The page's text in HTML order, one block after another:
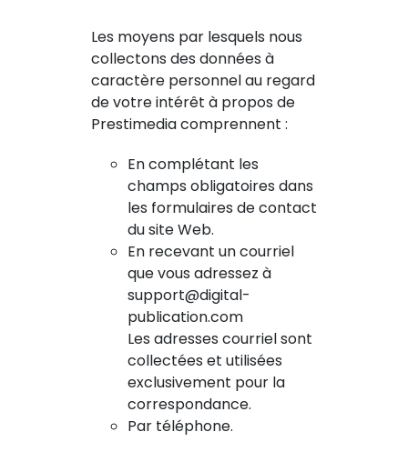
Les moyens par lesquels nous
collectons des données à
caractère personnel au regard
de votre intérêt à propos de
Prestimedia comprennent :
En complétant les
champs obligatoires dans
les formulaires de contact
du site Web.
En recevant un courriel
que vous adressez à
support@digital-
publication.com
Les adresses courriel sont
collectées et utilisées
exclusivement pour la
correspondance.
Par téléphone.